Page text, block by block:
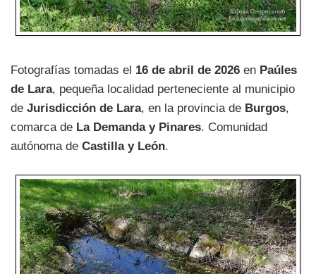
Fotografías tomadas el 16 de abril de 2026 en Paúles
de Lara, pequeña localidad perteneciente al municipio
de Jurisdicción de Lara, en la provincia de Burgos,
comarca de La Demanda y Pinares. Comunidad
autónoma de Castilla y León.